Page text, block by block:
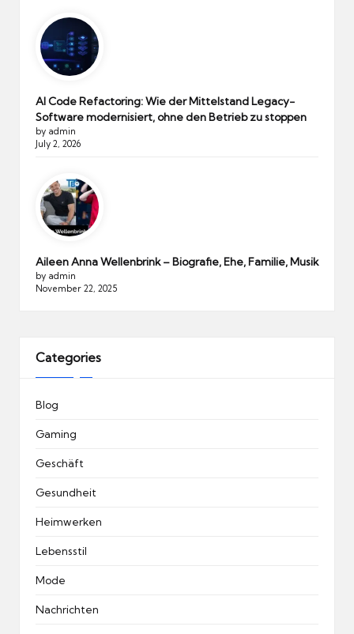
AI Code Refactoring: Wie der Mittelstand Legacy-
Software modernisiert, ohne den Betrieb zu stoppen
by admin
July 2, 2026
Aileen Anna Wellenbrink – Biografie, Ehe, Familie, Musik
by admin
November 22, 2025
Categories
Blog
Gaming
Geschäft
Gesundheit
Heimwerken
Lebensstil
Mode
Nachrichten